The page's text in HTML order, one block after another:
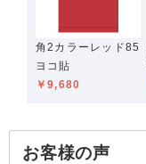
角2カラーレッド85
ヨコ貼
￥9,680
お客様の声